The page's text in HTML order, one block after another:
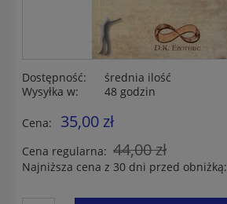
Dostępność:
średnia ilość
Wysyłka w:
48 godzin
Cena: 35,00 zł
Cena regularna: 44,00 zł
Najniższa cena z 30 dni przed obniżką: